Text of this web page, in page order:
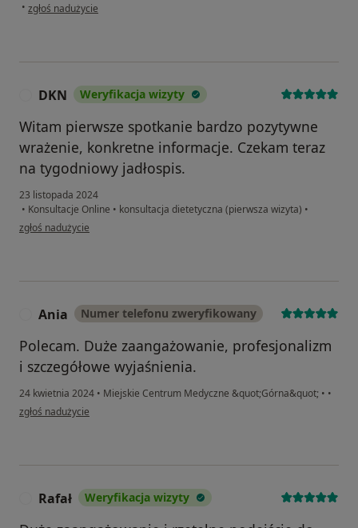
• w opinii użytkownika Dorota A
zgłoś nadużycie
DKN Weryfikacja wizyty
Witam pierwsze spotkanie bardzo pozytywne
wrażenie, konkretne informacje. Czekam teraz
na tygodniowy jadłospis.
23 listopada 2024
• Konsultacje Online • konsultacja dietetyczna (pierwsza wizyta) •
w opinii użytkownika DKN
zgłoś nadużycie
Ania Numer telefonu zweryfikowany
Polecam. Duże zaangażowanie, profesjonalizm
i szczegółowe wyjaśnienia.
24 kwietnia 2024 • Miejskie Centrum Medyczne &quot;Górna&quot; • •
w opinii użytkownika Ania
zgłoś nadużycie
Rafał Weryfikacja wizyty